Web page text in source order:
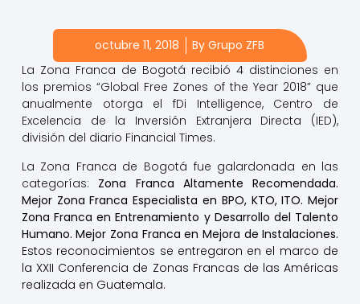
octubre 11, 2018 By Grupo ZFB
La Zona Franca de Bogotá recibió 4 distinciones en
los premios “Global Free Zones of the Year 2018” que
anualmente otorga el fDi Intelligence, Centro de
Excelencia de la Inversión Extranjera Directa (IED),
división del diario Financial Times.
La Zona Franca de Bogotá fue galardonada en las
categorías: Zona Franca Altamente Recomendada.
Mejor Zona Franca Especialista en BPO, KTO, ITO. Mejor
Zona Franca en Entrenamiento y Desarrollo del Talento
Humano. Mejor Zona Franca en Mejora de Instalaciones.
Estos reconocimientos se entregaron en el marco de
la XXII Conferencia de Zonas Francas de las Américas
realizada en Guatemala.